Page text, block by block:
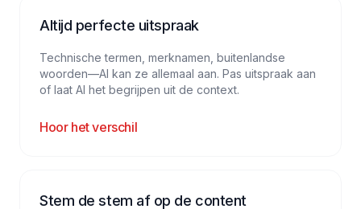
Altijd perfecte uitspraak
Technische termen, merknamen, buitenlandse
woorden—AI kan ze allemaal aan. Pas uitspraak aan
of laat AI het begrijpen uit de context.
Hoor het verschil
Stem de stem af op de content